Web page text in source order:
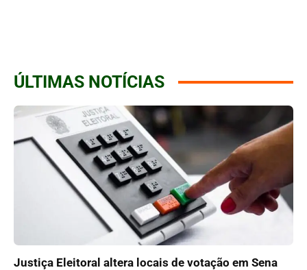
ÚLTIMAS NOTÍCIAS
Justiça Eleitoral altera locais de votação em Sena